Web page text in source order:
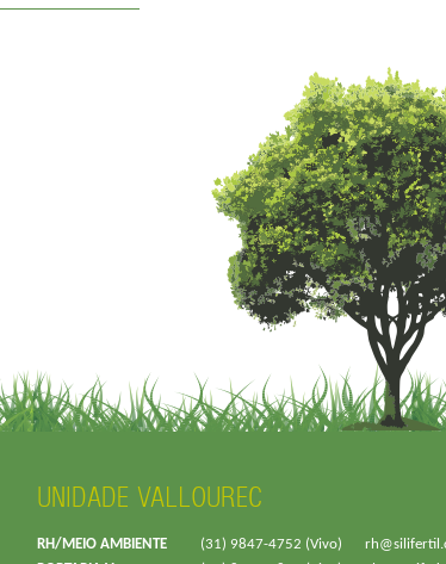
UNIDADE VALLOUREC
RH/MEIO AMBIENTE (31) 9847-4752 (Vivo)